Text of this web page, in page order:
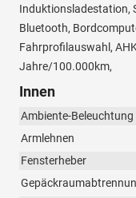
Induktionsladestation,
Bluetooth,
Fahrprofilauswahl,
Jahre/100.000km,
Innen
Ambiente-Beleuchtung
Armlehnen
Fensterheber